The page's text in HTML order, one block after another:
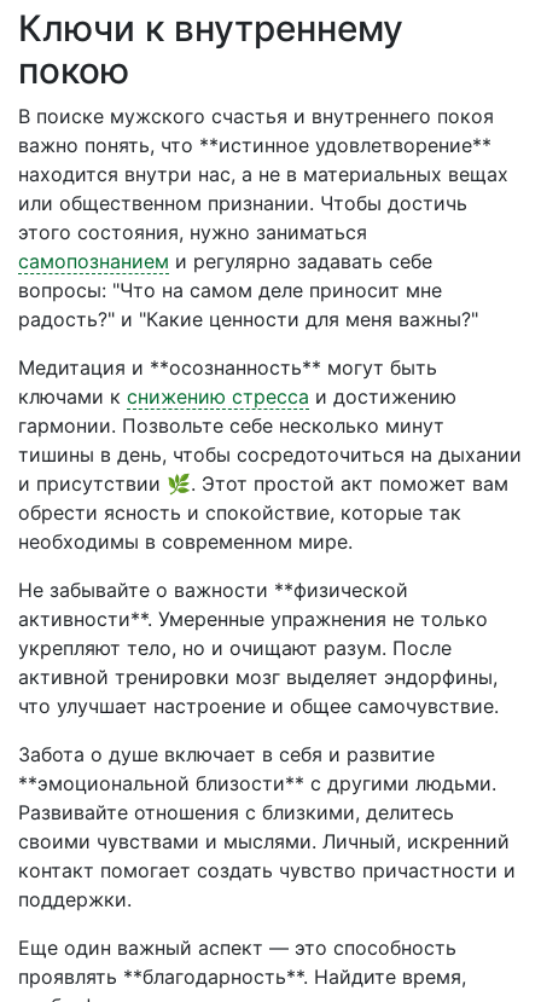
Ключи к внутреннему
покою
В поиске мужского счастья и внутреннего покоя
важно понять, что **истинное удовлетворение**
находится внутри нас, а не в материальных вещах
или общественном признании. Чтобы достичь
этого состояния, нужно заниматься
самопознанием и регулярно задавать себе
вопросы: "Что на самом деле приносит мне
радость?" и "Какие ценности для меня важны?"
Медитация и **осознанность** могут быть
ключами к снижению стресса и достижению
гармонии. Позвольте себе несколько минут
тишины в день, чтобы сосредоточиться на дыхании
и присутствии 🌿. Этот простой акт поможет вам
обрести ясность и спокойствие, которые так
необходимы в современном мире.
Не забывайте о важности **физической
активности**. Умеренные упражнения не только
укрепляют тело, но и очищают разум. После
активной тренировки мозг выделяет эндорфины,
что улучшает настроение и общее самочувствие.
Забота о душе включает в себя и развитие
**эмоциональной близости** с другими людьми.
Развивайте отношения с близкими, делитесь
своими чувствами и мыслями. Личный, искренний
контакт помогает создать чувство причастности и
поддержки.
Еще один важный аспект — это способность
проявлять **благодарность**. Найдите время,